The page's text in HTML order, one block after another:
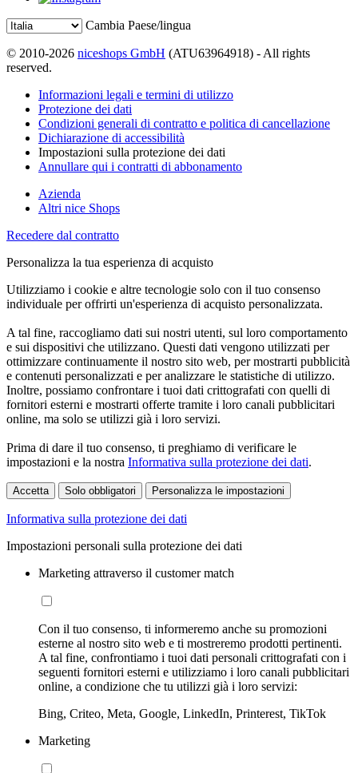
Cambia Paese/lingua
© 2010-2026 niceshops GmbH (ATU63964918) - All rights
reserved.
Informazioni legali e termini di utilizzo
Protezione dei dati
Condizioni generali di contratto e politica di cancellazione
Dichiarazione di accessibilità
Impostazioni sulla protezione dei dati
Annullare qui i contratti di abbonamento
Azienda
Altri nice Shops
Recedere dal contratto
Personalizza la tua esperienza di acquisto
Utilizziamo i cookie e altre tecnologie solo con il tuo consenso
individuale per offrirti un'esperienza di acquisto personalizzata.
A tal fine, raccogliamo dati sui nostri utenti, sul loro comportamento
e sui dispositivi che utilizzano. Questi dati vengono utilizzati per
ottimizzare continuamente il nostro sito web, per mostrarti pubblicità
e contenuti personalizzati e per analizzare le statistiche di utilizzo.
Inoltre, possiamo confrontare i tuoi dati crittografati con quelli di
fornitori esterni e mostrarti offerte tramite i loro canali pubblicitari
online, ma solo se utilizzi già i loro servizi.
Prima di dare il tuo consenso, ti preghiamo di verificare le
impostazioni e la nostra Informativa sulla protezione dei dati.
Accetta Solo obbligatori Personalizza le impostazioni
Informativa sulla protezione dei dati
Impostazioni personali sulla protezione dei dati
Marketing attraverso il customer match
Con il tuo consenso, ti informeremo anche su promozioni
esterne al nostro sito web e ti mostreremo prodotti pertinenti.
A tal fine, confrontiamo i tuoi dati personali crittografati con i
seguenti fornitori esterni e utilizziamo i loro canali pubblicitari
online, a condizione che tu utilizzi già i loro servizi:
Bing, Criteo, Meta, Google, LinkedIn, Printerest, TikTok
Marketing